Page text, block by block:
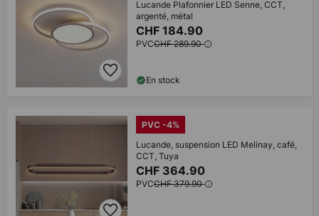
Lucande Plafonnier LED Senne, CCT,
argenté, métal
CHF 184.90
PVCCHF 289.90
En stock
PVC -4%
Lucande, suspension LED Melinay, café,
CCT, Tuya
CHF 364.90
PVCCHF 379.90